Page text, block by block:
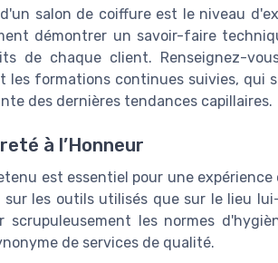
salon de coiffure est le niveau
démontrer un savoir-faire
de chaque client. Renseignez-
les formations continues suivies, qui
des dernières tendances capillaires.
à l’Honneur
est essentiel pour une expérience
les outils utilisés que sur le lieu
les normes
de services de qualité.